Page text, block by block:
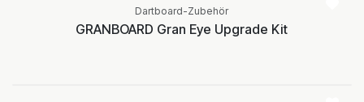
Dartboard-Zubehör
GRANBOARD Gran Eye Upgrade Kit